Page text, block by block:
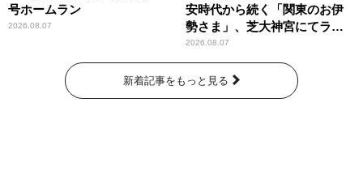
号ホームラン
2026.08.07
安時代から続く「関東のお伊
勢さま」、芝大神宮にてラン
パンプスが合格祈願！
2026.08.07
新着記事をもっと見る